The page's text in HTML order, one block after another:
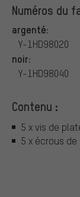
Numéros du
argenté:
Y-1HD98020
noir:
Y-1HD98040
Contenu :
5 x vis de
5 x écrous